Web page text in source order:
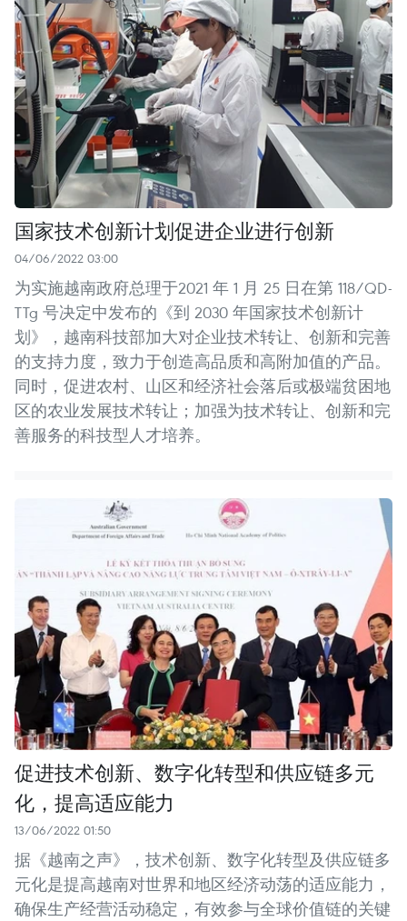
国家技术创新计划促进企业进行创新
04/06/2022 03:00
为实施越南政府总理于2021 年 1 月 25 日在第 118/QD-
TTg 号决定中发布的《到 2030 年国家技术创新计
划》，越南科技部加大对企业技术转让、创新和完善
的支持力度，致力于创造高品质和高附加值的产品。
同时，促进农村、山区和经济社会落后或极端贫困地
区的农业发展技术转让；加强为技术转让、创新和完
善服务的科技型人才培养。
促进技术创新、数字化转型和供应链多元
化，提高适应能力
13/06/2022 01:50
据《越南之声》，技术创新、数字化转型及供应链多
元化是提高越南对世界和地区经济动荡的适应能力，
确保生产经营活动稳定，有效参与全球价值链的关键